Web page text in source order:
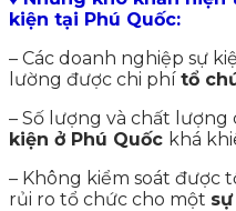
kiện tại Phú Quốc:
– Các doanh nghiệp sự
lường được chi phí tổ
– Số lượng và chất lượng
kiện ở Phú Quốc khá
– Không kiểm soát
rủi ro tổ chức cho một